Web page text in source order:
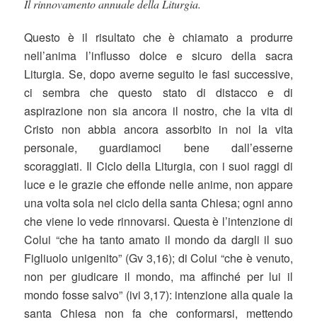
Il rinnovamento annuale della Liturgia.
Questo è il risultato che è chiamato a produrre
nell’anima l’influsso dolce e sicuro della sacra
Liturgia. Se, dopo averne seguito le fasi successive,
ci sembra che questo stato di distacco e di
aspirazione non sia ancora il nostro, che la vita di
Cristo non abbia ancora assorbito in noi la vita
personale, guardiamoci bene dall’esserne
scoraggiati. Il Ciclo della Liturgia, con i suoi raggi di
luce e le grazie che effonde nelle anime, non appare
una volta sola nel ciclo della santa Chiesa; ogni anno
che viene lo vede rinnovarsi. Questa è l’intenzione di
Colui “che ha tanto amato il mondo da dargli il suo
Figliuolo unigenito” (Gv 3,16); di Colui “che è venuto,
non per giudicare il mondo, ma affinché per lui il
mondo fosse salvo” (ivi 3,17): intenzione alla quale la
santa Chiesa non fa che conformarsi, mettendo